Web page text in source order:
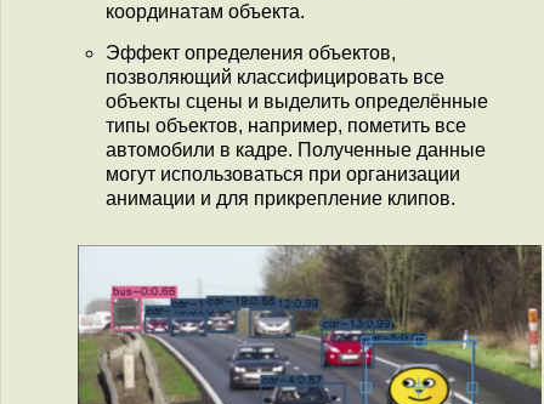
координатам объекта.
Эффект определения объектов,
позволяющий классифицировать все
объекты сцены и выделить определённые
типы объектов, например, пометить все
автомобили в кадре. Полученные данные
могут использоваться при организации
анимации и для прикрепление клипов.